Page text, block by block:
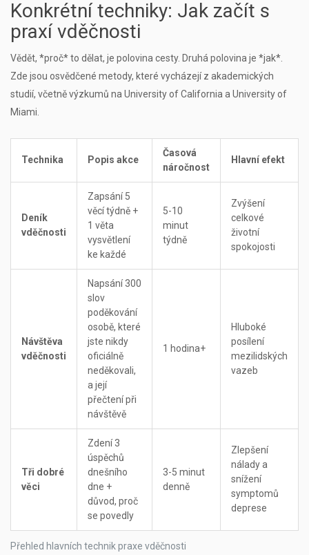
Konkrétní techniky: Jak začít s
praxí vděčnosti
Vědět, *proč* to dělat, je polovina cesty. Druhá polovina je *jak*.
Zde jsou osvědčené metody, které vycházejí z akademických
studií, včetně výzkumů na University of California a University of
Miami.
Přehled hlavních technik praxe vděčnosti
Technika Popis akce
Časová
náročnost
Hlavní efekt
Deník
vděčnosti
Zapsání 5
věcí týdně +
1 věta
vysvětlení
ke každé
5-10
minut
týdně
Zvýšení
celkové
životní
spokojosti
Návštěva
vděčnosti
Napsání 300
slov
poděkování
osobě, které
jste nikdy
oficiálně
neděkovali,
a její
přečtení při
návštěvě
1 hodina+
Hluboké
posílení
mezilidských
vazeb
Tři dobré
věci
Zdení 3
úspěchů
dnešního
dne +
důvod, proč
se povedly
3-5 minut
denně
Zlepšení
nálady a
snížení
symptomů
deprese